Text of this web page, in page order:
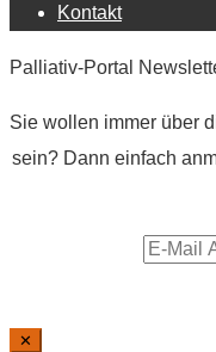
Kontakt
Palliativ-Portal
Sie wollen immer über
sein? Dann einfach
✕